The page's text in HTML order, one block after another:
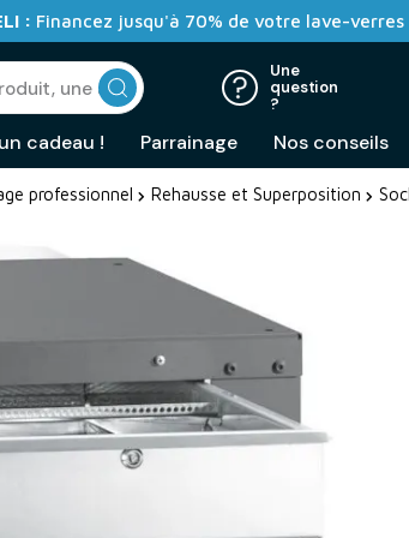
: Financez jusqu'à 70% de votre lave-
Une
question
?
cadeau ! Parrainage Nos conseils
professionnel Rehausse et Superposition